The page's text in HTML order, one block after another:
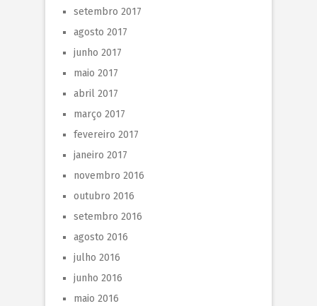
setembro 2017
agosto 2017
junho 2017
maio 2017
abril 2017
março 2017
fevereiro 2017
janeiro 2017
novembro 2016
outubro 2016
setembro 2016
agosto 2016
julho 2016
junho 2016
maio 2016